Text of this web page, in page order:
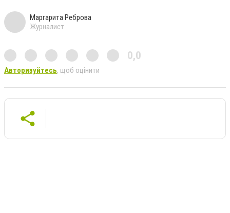
Маргарита Реброва
Журналист
0,0
Авторизуйтесь, щоб оцінити